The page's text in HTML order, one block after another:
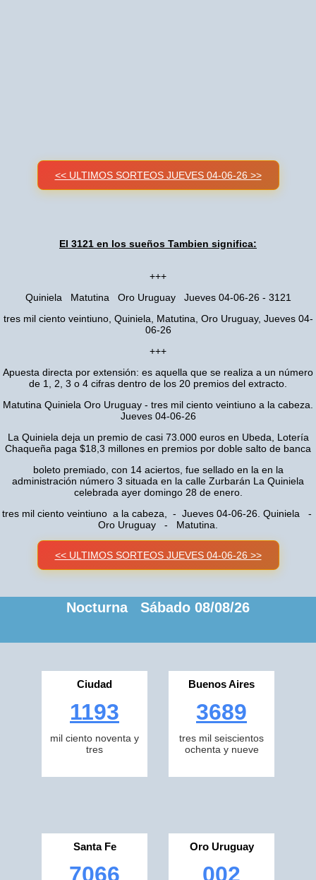
<< ULTIMOS SORTEOS JUEVES 04-06-26 >>
El 3121 en los sueños Tambien significa:
+++
Quiniela Matutina Oro Uruguay Jueves 04-06-26 - 3121
tres mil ciento veintiuno, Quiniela, Matutina, Oro Uruguay, Jueves 04-
06-26
+++
Apuesta directa por extensión: es aquella que se realiza a un número
de 1, 2, 3 o 4 cifras dentro de los 20 premios del extracto.
Matutina Quiniela Oro Uruguay - tres mil ciento veintiuno a la cabeza.
Jueves 04-06-26
La Quiniela deja un premio de casi 73.000 euros en Ubeda, Lotería
Chaqueña paga $18,3 millones en premios por doble salto de banca
boleto premiado, con 14 aciertos, fue sellado en la en la
administración número 3 situada en la calle Zurbarán La Quiniela
celebrada ayer domingo 28 de enero.
tres mil ciento veintiuno a la cabeza, - Jueves 04-06-26. Quiniela -
Oro Uruguay - Matutina.
<< ULTIMOS SORTEOS JUEVES 04-06-26 >>
Nocturna Sábado 08/08/26
Ciudad
1193
mil ciento noventa y
tres
Buenos Aires
3689
tres mil seiscientos
ochenta y nueve
Santa Fe
7066
Oro Uruguay
002